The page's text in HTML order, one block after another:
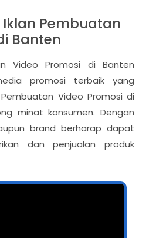
Iklan Pembuatan
Banten
Video Promosi di Banten
promosi terbaik yang
Video Promosi di
minat konsumen. Dengan
brand berharap dapat
dan penjualan produk